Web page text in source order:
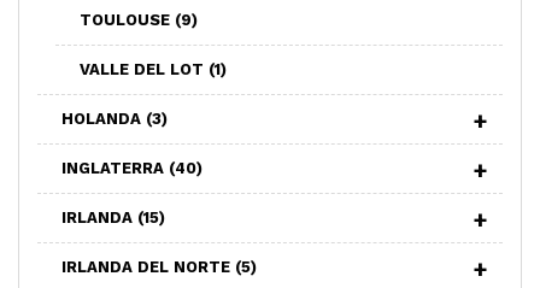
TOULOUSE (9)
VALLE DEL LOT (1)
HOLANDA (3)
INGLATERRA (40)
IRLANDA (15)
IRLANDA DEL NORTE (5)